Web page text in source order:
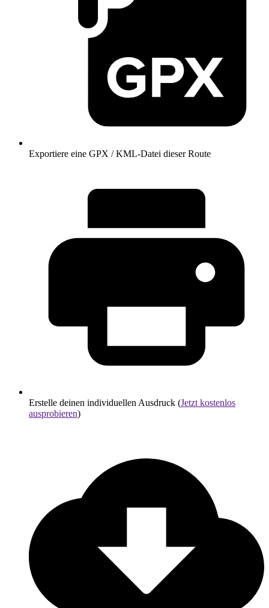
Exportiere eine GPX / KML-Datei dieser Route
Erstelle deinen individuellen Ausdruck (Jetzt kostenlos
ausprobieren)